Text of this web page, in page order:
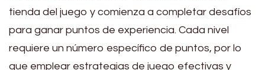
tienda del juego y comienza a completar desafíos
para ganar puntos de experiencia. Cada nivel
requiere un número específico de puntos, por lo
que emplear estrategias de juego efectivas y